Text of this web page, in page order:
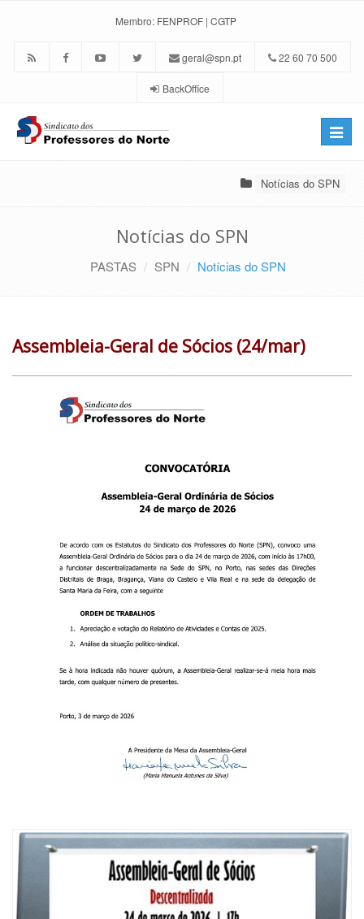
Membro: FENPROF | CGTP
geral@spn.pt 22 60 70 500
BackOffice
Toggle
Notícias do SPN
Notícias do SPN
PASTAS SPN Notícias do SPN
Assembleia-Geral de Sócios (24/mar)